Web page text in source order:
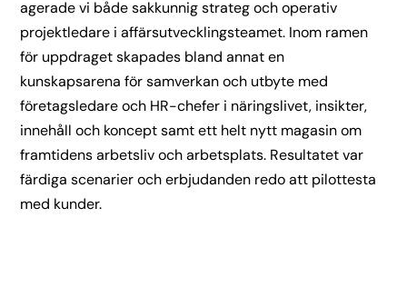
agerade vi både sakkunnig strateg och operativ
projektledare i affärsutvecklingsteamet. Inom ramen
för uppdraget skapades bland annat en
kunskapsarena för samverkan och utbyte med
företagsledare och HR-chefer i näringslivet, insikter,
innehåll och koncept samt ett helt nytt magasin om
framtidens arbetsliv och arbetsplats. Resultatet var
färdiga scenarier och erbjudanden redo att pilottesta
med kunder.